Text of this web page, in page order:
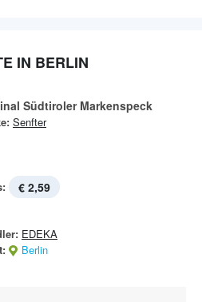
IN BERLIN
Südtiroler Markenspeck
Senfter
€ 2,59
EDEKA
Berlin